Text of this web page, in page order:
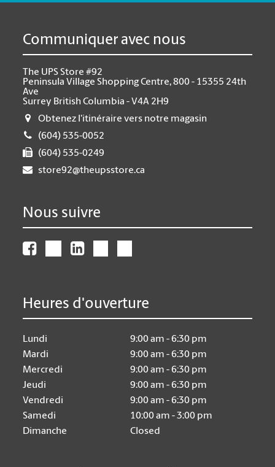
Communiquer avec nous
The UPS Store #92
Peninsula Village Shopping Centre, 800 - 15355 24th
Ave
Surrey British Columbia - V4A 2H9
Obtenez l'itinéraire vers notre magasin
(604) 535-0052
(604) 535-0249
store92@theupsstore.ca
Nous suivre
Heures d'ouverture
Lundi
9:00 am - 6:30 pm
Mardi
9:00 am - 6:30 pm
Mercredi
9:00 am - 6:30 pm
Jeudi
9:00 am - 6:30 pm
Vendredi
9:00 am - 6:30 pm
Samedi
10:00 am - 3:00 pm
Dimanche
Closed